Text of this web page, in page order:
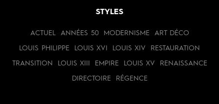
STYLES
ACTUEL ANNÉES 50 MODERNISME ART DÉCO
LOUIS PHILIPPE LOUIS XVI LOUIS XIV RESTAURATION
TRANSITION LOUIS XIII EMPIRE LOUIS XV RENAISSANCE
DIRECTOIRE RÉGENCE